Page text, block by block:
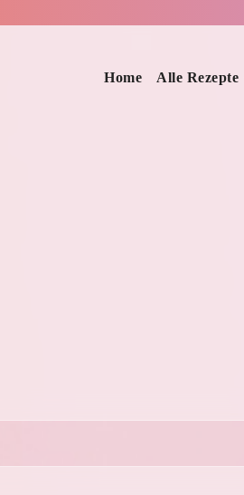
Home Alle Rezepte